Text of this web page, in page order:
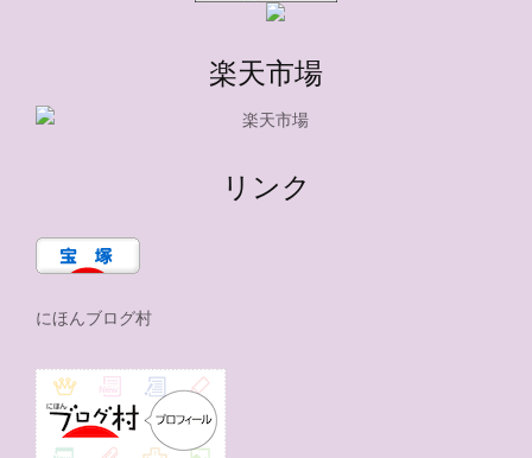
楽天市場
リンク
にほんブログ村